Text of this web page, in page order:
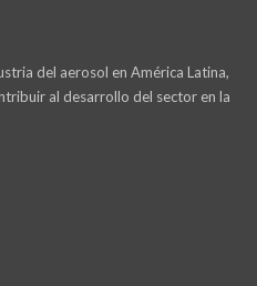
del aerosol en América Latina,
al desarrollo del sector en la